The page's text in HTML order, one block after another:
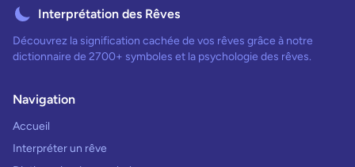
Interprétation des Rêves
Découvrez la signification cachée de vos rêves grâce à notre
dictionnaire de 2700+ symboles et la psychologie des rêves.
Navigation
Accueil
Interpréter un rêve